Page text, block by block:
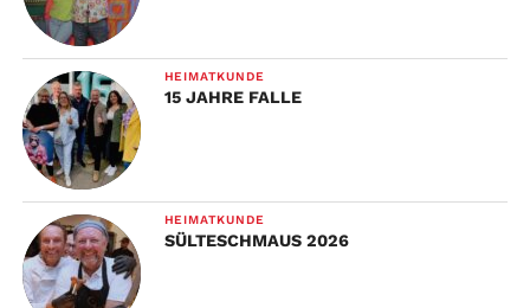
HEIMATKUNDE
15 JAHRE FALLE
HEIMATKUNDE
SÜLTESCHMAUS 2026